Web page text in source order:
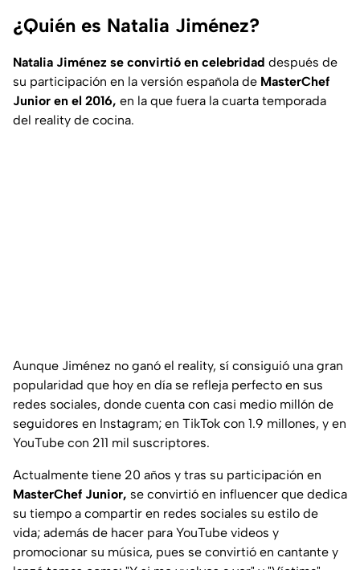
¿Quién es Natalia Jiménez?
Natalia Jiménez se convirtió en celebridad después de
su participación en la versión española de MasterChef
Junior en el 2016, en la que fuera la cuarta temporada
del reality de cocina.
Aunque Jiménez no ganó el reality, sí consiguió una gran
popularidad que hoy en día se refleja perfecto en sus
redes sociales, donde cuenta con casi medio millón de
seguidores en Instagram; en TikTok con 1.9 millones, y en
YouTube con 211 mil suscriptores.
Actualmente tiene 20 años y tras su participación en
MasterChef Junior, se convirtió en influencer que dedica
su tiempo a compartir en redes sociales su estilo de
vida; además de hacer para YouTube videos y
promocionar su música, pues se convirtió en cantante y